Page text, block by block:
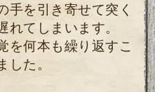
手を引き寄せて突く
れてしまいます。
を何本も繰り返すこ
した。